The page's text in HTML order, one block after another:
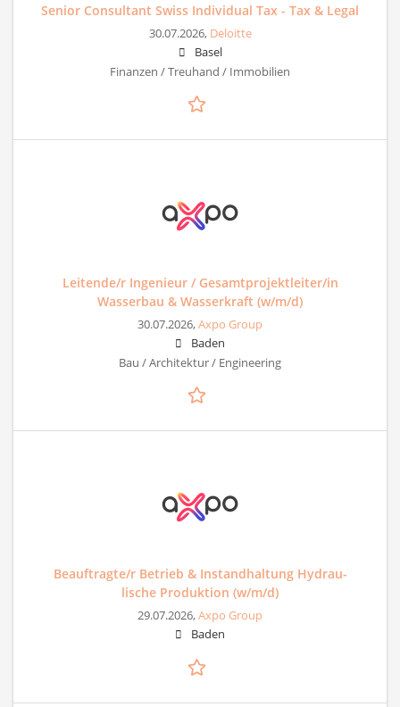
Senior Consultant Swiss Individual Tax - Tax & Legal
30.07.2026, Deloitte
Basel
Finanzen / Treuhand / Immobilien
Leitende/r Ingenieur / Gesamtprojektleiter/in
Wasserbau & Wasserkraft (w/m/d)
30.07.2026,Axpo Group
Baden
Bau / Architektur / Engineering
Beauftragte/r Betrieb & Instandhaltung Hydrau-
lische Produktion (w/m/d)
29.07.2026,Axpo Group
Baden